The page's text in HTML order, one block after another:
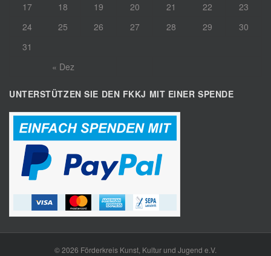
« Dez
17
18 19 20 21 22
23
24
25 26 27 28 29
30
31
UNTERSTÜTZEN SIE DEN FKKJ MIT EINER SPENDE
©2026 Förderkreis Kunst, Kultur und Jugend e.V.